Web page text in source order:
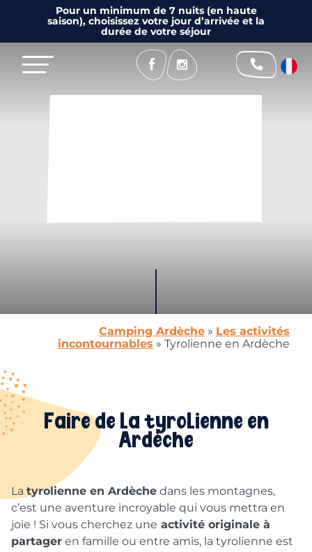
Pour un minimum de 7 nuits (en haute
saison), choisissez votre jour d’arrivée et la
durée de votre séjour
Camping Ardèche » Les activités
incontournables » Tyrolienne en Ardèche
Faire de la tyrolienne en
Ardèche
La tyrolienne en Ardèche dans les montagnes,
c’est une aventure incroyable qui vous mettra en
joie ! Si vous cherchez une activité originale à
partager en famille ou entre amis, la tyrolienne est